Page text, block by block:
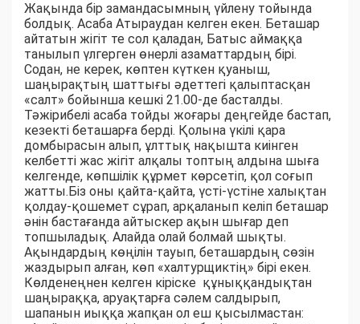
Жақында бір замандасымның үйлену тойында
болдық. Асаба Атыраудан келген екен. Беташар
айтатын жігіт те сол қаладан, Батыс аймаққа
танылып үлгерген өнерлі азаматтардың бірі.
Содан, не керек, көптен күткен қуаныш,
шаңырақтың шаттығы әдеттегі қалыптасқан
«салт» бойынша кешкі 21.00-де басталды.
Тәжірибелі асаба тойды жоғары деңгейде бастап,
кезекті беташарға берді. Қолына үкілі қара
домбырасын алып, ұлттық нақышта киінген
келбетті жас жігіт алқалы топтың алдына шыға
келгенде, көпшілік құрмет көрсетіп, қол соғып
жатты.Біз оны қайта-қайта, үсті-үстіне халықтан
қолдау-қошемет сұрап, арқаланып келіп беташар
әнін бастағанда айтыскер ақын шығар деп
топшыладық. Алайда олай болмай шықты.
Ақындардың көңілін тауып, беташардың сөзін
жаздырып алған, көп «халтурщиктің» бірі екен.
Көлденеңнен келген кіріске құныққандықтан
шаңыраққа, аруақтарға сәлем салдырып,
шапанын иыққа жапқан ол еш қысылмастан: